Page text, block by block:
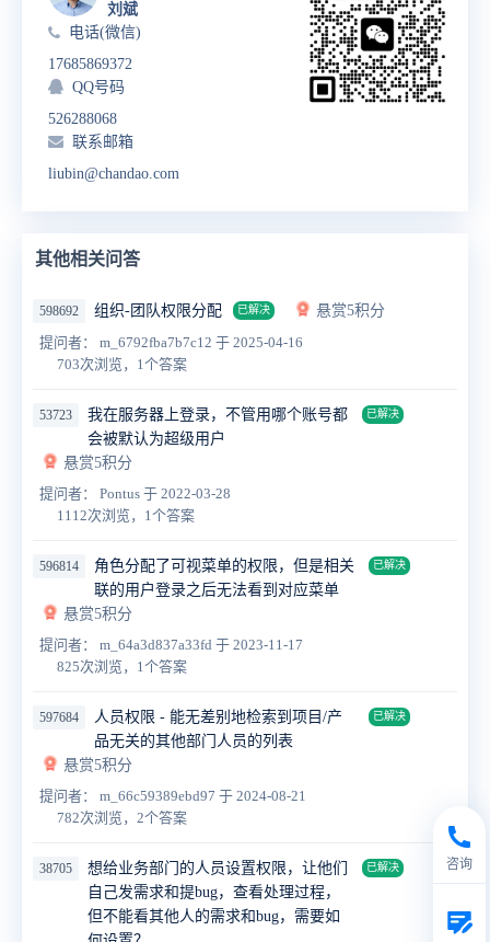
刘斌
电话(微信)
17685869372
QQ号码
526288068
联系邮箱
liubin@chandao.com
其他相关问答
598692 组织-团队权限分配 已解决
悬赏5积分
提问者： m_6792fba7b7c12 于 2025-04-16
703次浏览，1个答案
53723
我在服务器上登录，不管用哪个账号都
会被默认为超级用户
已解决
悬赏5积分
提问者： Pontus 于 2022-03-28
1112次浏览，1个答案
596814
角色分配了可视菜单的权限，但是相关
联的用户登录之后无法看到对应菜单
已解决
悬赏5积分
提问者： m_64a3d837a33fd 于 2023-11-17
825次浏览，1个答案
597684
人员权限 - 能无差别地检索到项目/产
品无关的其他部门人员的列表
已解决
悬赏5积分
提问者： m_66c59389ebd97 于 2024-08-21
782次浏览，2个答案
38705
想给业务部门的人员设置权限，让他们
自己发需求和提bug，查看处理过程，
但不能看其他人的需求和bug，需要如
已解决 咨询